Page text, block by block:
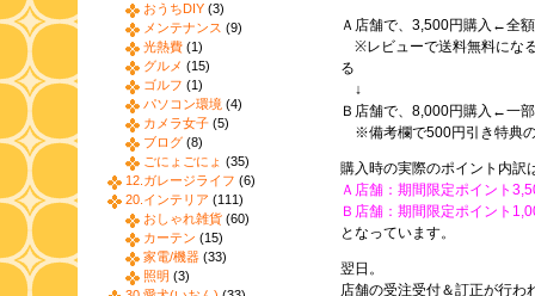
Ａ店舗で、3,500円購入←全
※レビューで送料無料にな
る
↓
Ｂ店舗で、8,000円購入←一
※備考欄で500円引き特典
購入時の実際のポイント内訳
Ａ店舗：期間限定ポイント
Ｂ店舗：期間限定ポイント
となっています。
翌日。
店舗の受注受付＆訂正が行わ
おうちDIY (3)
メンテナンス (9)
光熱費 (1)
グルメ (15)
ゴルフ (1)
パソコン環境 (4)
カメラ女子 (5)
ブログ (8)
ごにょごにょ (35)
12.ガレージライフ (6)
20.インテリア (111)
おしゃれ雑貨 (60)
カーテン (15)
家電/機器 (33)
照明 (3)